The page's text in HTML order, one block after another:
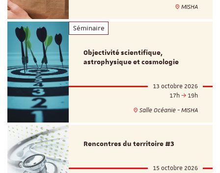
MISHA
Séminaire
Objectivité scientifique,
astrophysique et cosmologie
13 octobre 2026
17h
19h
Salle Océanie - MISHA
Rencontres du territoire #3
15 octobre 2026